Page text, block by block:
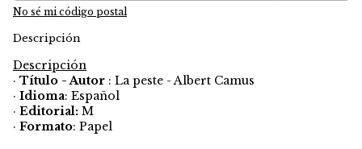
No sé mi código postal
Descripción
Descripción
· Título - Autor : La peste - Albert Camus
· Idioma: Español
· Editorial: M
· Formato: Papel